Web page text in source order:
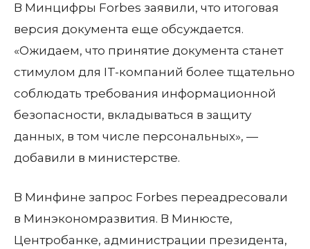
В Минцифры Forbes заявили, что итоговая
версия документа еще обсуждается.
«Ожидаем, что принятие документа станет
стимулом для IT-компаний более тщательно
соблюдать требования информационной
безопасности, вкладываться в защиту
данных, в том числе персональных», —
добавили в министерстве.
В Минфине запрос Forbes переадресовали
в Минэкономразвития. В Минюсте,
Центробанке, администрации президента,